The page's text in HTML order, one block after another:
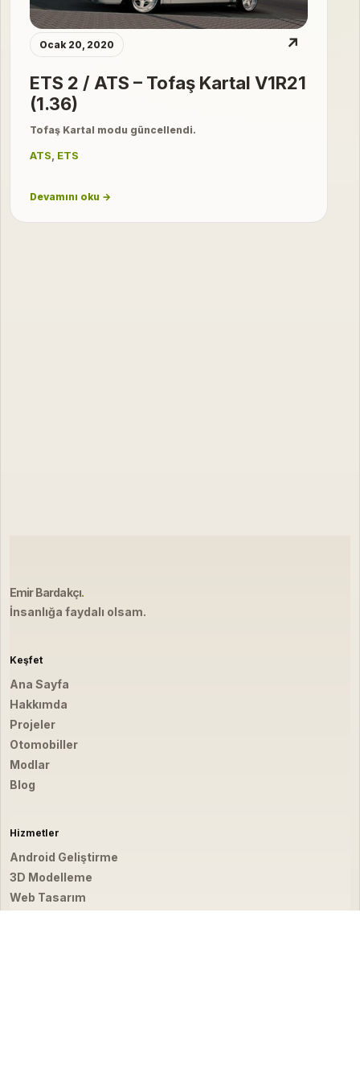
Ocak 20, 2020 ↗
ETS 2 / ATS – Tofaş Kartal V1R21
(1.36)
Tofaş Kartal modu güncellendi.
ATS, ETS
Devamını oku →
Emir Bardakçı.
İnsanlığa faydalı olsam.
Keşfet
Ana Sayfa
Hakkımda
Projeler
Otomobiller
Modlar
Blog
Hizmetler
Android Geliştirme
3D Modelleme
Web Tasarım